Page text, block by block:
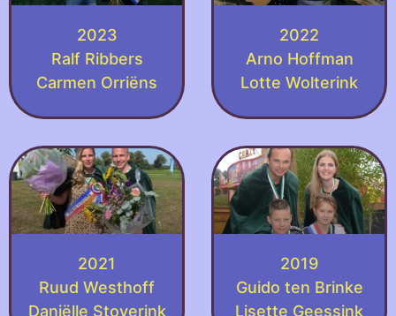
2023
Ralf Ribbers
Carmen Orriëns
2022
Arno Hoffman
Lotte Wolterink
2021
Ruud Westhoff
Daniëlle Stoverink
2019
Guido ten Brinke
Lisette Geessink